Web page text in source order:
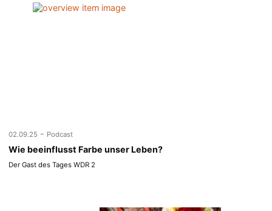
02.09.25 - Podcast
Wie beeinflusst Farbe unser Leben?
Der Gast des Tages WDR 2